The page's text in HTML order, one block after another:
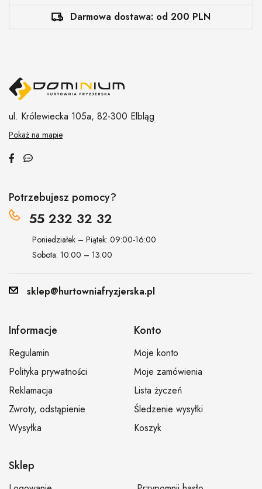
Darmowa dostawa: od 200 PLN
ul. Królewiecka 105a, 82-300 Elbląg
Pokaż na mapie
Potrzebujesz pomocy?
55 232 32 32
Poniedziałek – Piątek: 09:00-16:00
Sobota: 10:00 – 13:00
sklep@hurtowniafryzjerska.pl
Informacje
Regulamin
Polityka prywatności
Reklamacja
Zwroty, odstąpienie
Wysyłka
Konto
Moje konto
Moje zamówienia
Lista życzeń
Śledzenie wysyłki
Koszyk
Sklep